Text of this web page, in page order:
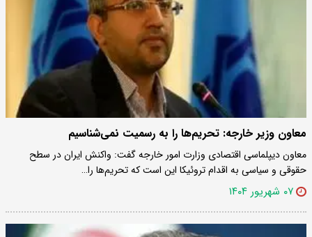
معاون وزیر خارجه: تحریم‌ها را به رسمیت نمی‌شناسیم
معاون دیپلماسی اقتصادی وزارت امور خارجه گفت: واکنش ایران در سطح
حقوقی و سیاسی به اقدام تروئیکا این است که تحریم‌ها را…
۰۷ شهریور ۱۴۰۴